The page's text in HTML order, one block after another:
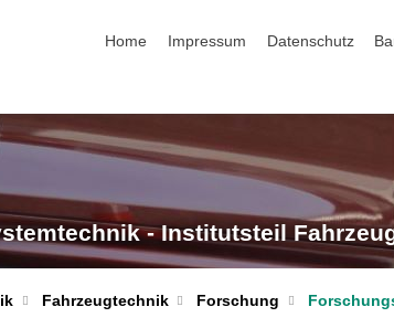
Home
Impressum Datenschutz
- Institutsteil
Fahrzeugtechnik Forschung